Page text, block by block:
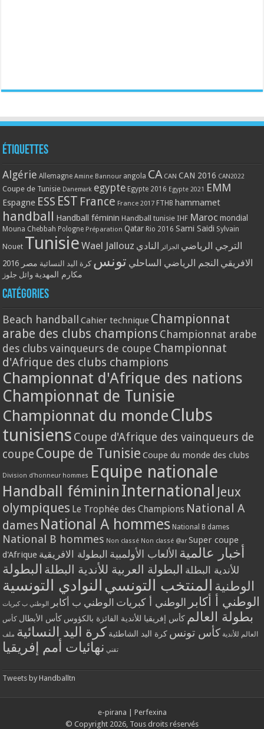
Étiquettes
Algérie Allemagne Amine Bannour angola CA CAN CAN 2016 CAN2022
Coupe de Tunisie Danemark egypte Egypte 2016 Egypte 2021 EMM
Espagne ESS EST France France 2017 FTHB hammamet
handball Handball féminin Handball tunisie IHF Maroc mondial
Mouna Chebbah Pologne Préparation Qatar Rio 2016 Sami Saidi Sylvain
Nouet Tunisie Wael Jallouz الترجي الرياضي الجزائر النادي
الافريقي النجم الرياضي الساحلي تونس كرة اليد النسائية مصر 2016
مكارم المهدية وائل جلوز
Catégories
Beach handball Cahier technique Championnat
arabe des clubs champions Championnat arabe
des clubs vainqueurs de coupe Championnat
d'Afrique des clubs champions
Championnat d'Afrique des nations
Championnat de Tunisie
Championnat du monde Clubs
tunisiens Coupe d'Afrique des vainqueurs de
coupe Coupe de Tunisie Coupe du monde des clubs
Division d'honneur hommes Equipe nationale
Handball féminin International Jeux
olympiques Le Trophée des Champions National A
dames National A hommes National B dames
National B hommes Non classé Non classé @ar Super coupe
d'Afrique
أخبار عالمية الألعاب الأولمبية البطولة الافريقية
للأندية البطلة البطولة العربية للأندية البطلة البطولة
الوطنية المنتخب التونسي النوادي التونسية
الوطني أ أكابر الوطني أ كبريات الوطني ب أكابر الوطني ب كبريات
بطولة العالم كأس إفريقيا للأندية الفائزة بالكؤوس كأس الأبطال كأس
العالم للأندية كأس تونس كرة اليد الشاطئية كرة اليد النسائية ملف
تقني نهائيات أمم إفريقيا
Tweets by Handballtn
e-pirana
Perfexina
© Copyright 2026, Tous droits réservés